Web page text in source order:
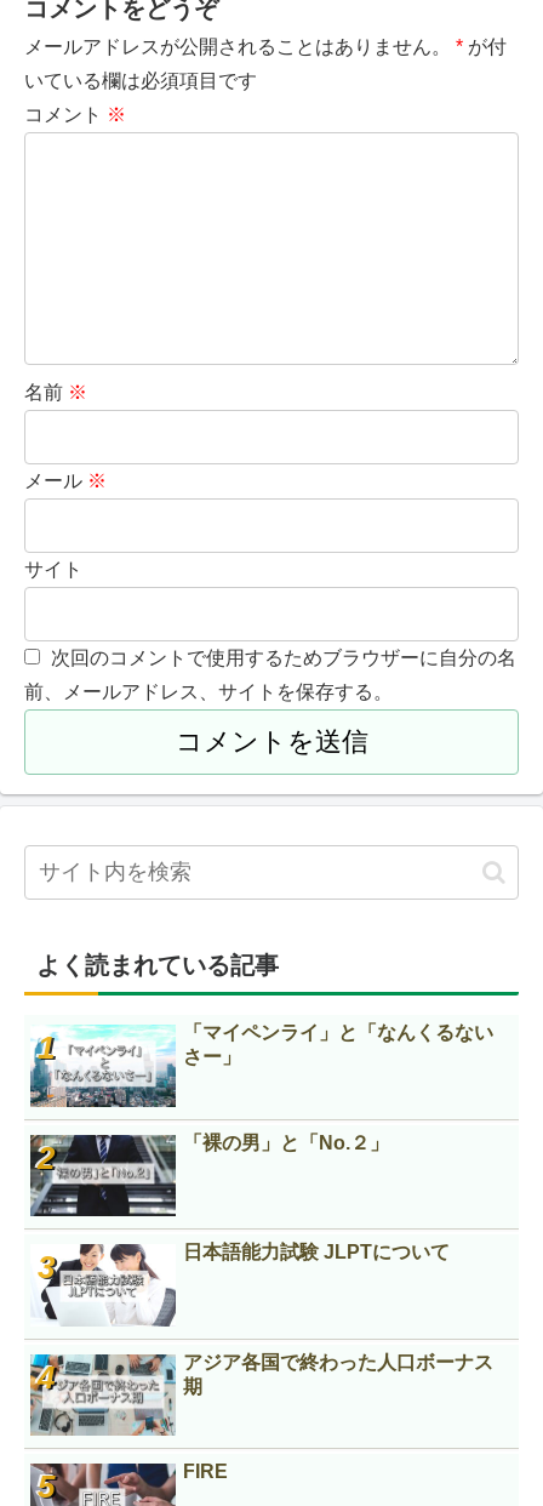
コメントをどうぞ
メールアドレスが公開されることはありません。 * が付
いている欄は必須項目です
コメント ※
名前 ※
メール ※
サイト
次回のコメントで使用するためブラウザーに自分の名
前、メールアドレス、サイトを保存する。
よく読まれている記事
「マイペンライ」と「なんくるない
さー」
「裸の男」と「No.２」
日本語能力試験 JLPTについて
アジア各国で終わった人口ボーナス
期
FIRE